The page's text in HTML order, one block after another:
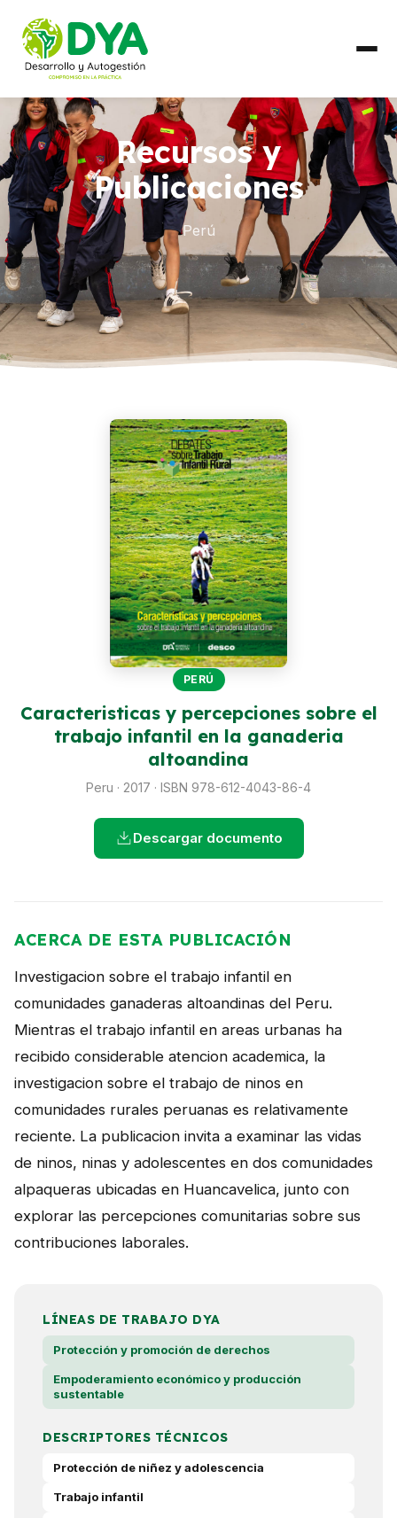
QUIÉNES SOMOS
Línea de Tiempo
Alianzas Regionales
QUÉ HACEMOS
Líneas de Trabajo
PAÍSES
Ecuador
PROYECTOS
En Ecuador
En Argentina
Publicaciones
TDRs
CONTACTO
Recursos y
Publicaciones
Perú
PERÚ
Caracteristicas y percepciones sobre el
trabajo infantil en la ganaderia
altoandina
Peru · 2017 · ISBN 978-612-4043-86-4
Descargar documento
ACERCA DE ESTA PUBLICACIÓN
Investigacion sobre el trabajo infantil en
comunidades ganaderas altoandinas del Peru.
Mientras el trabajo infantil en areas urbanas ha
recibido considerable atencion academica, la
investigacion sobre el trabajo de ninos en
comunidades rurales peruanas es relativamente
reciente. La publicacion invita a examinar las vidas
de ninos, ninas y adolescentes en dos comunidades
alpaqueras ubicadas en Huancavelica, junto con
explorar las percepciones comunitarias sobre sus
contribuciones laborales.
LÍNEAS DE TRABAJO DYA
Protección y promoción de derechos
Empoderamiento económico y producción
sustentable
DESCRIPTORES TÉCNICOS
Protección de niñez y adolescencia
Trabajo infantil